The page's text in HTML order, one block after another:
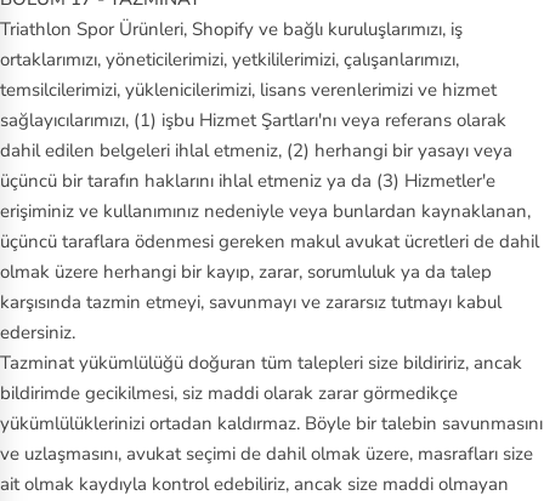
Triathlon Spor Ürünleri, Shopify ve bağlı kuruluşlarımızı, iş
ortaklarımızı, yöneticilerimizi, yetkililerimizi, çalışanlarımızı,
temsilcilerimizi, yüklenicilerimizi, lisans verenlerimizi ve hizmet
sağlayıcılarımızı, (1) işbu Hizmet Şartları'nı veya referans olarak
dahil edilen belgeleri ihlal etmeniz, (2) herhangi bir yasayı veya
üçüncü bir tarafın haklarını ihlal etmeniz ya da (3) Hizmetler'e
erişiminiz ve kullanımınız nedeniyle veya bunlardan kaynaklanan,
üçüncü taraflara ödenmesi gereken makul avukat ücretleri de dahil
olmak üzere herhangi bir kayıp, zarar, sorumluluk ya da talep
karşısında tazmin etmeyi, savunmayı ve zararsız tutmayı kabul
edersiniz.
Tazminat yükümlülüğü doğuran tüm talepleri size bildiririz, ancak
bildirimde gecikilmesi, siz maddi olarak zarar görmedikçe
yükümlülüklerinizi ortadan kaldırmaz. Böyle bir talebin savunmasını
ve uzlaşmasını, avukat seçimi de dahil olmak üzere, masrafları size
ait olmak kaydıyla kontrol edebiliriz, ancak size maddi olmayan